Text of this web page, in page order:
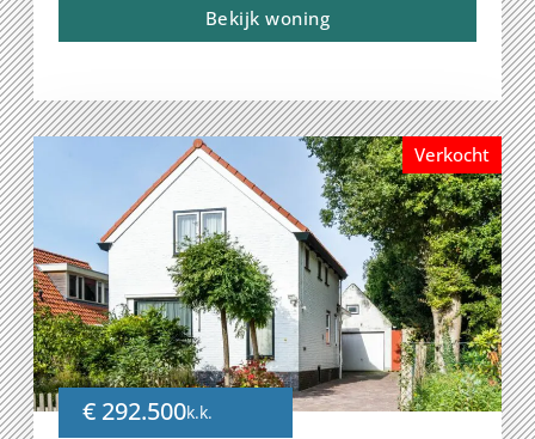
Bekijk woning
Verkocht
€ 292.500k.k.